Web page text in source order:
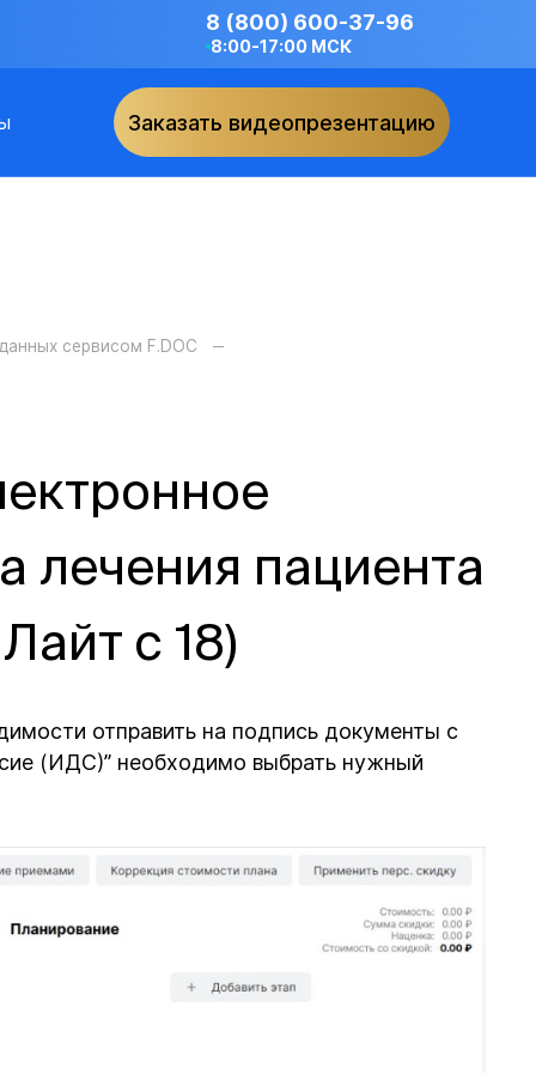
8 (800) 600-37-96
8:00-17:00 МСК
Заказать видеопрезентацию
сервисом F.DOC
лечения пациента
с 18)
отправить на подпись документы с
(ИДС)” необходимо выбрать нужный